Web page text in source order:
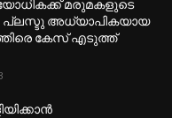
മരുമകളുടെ
പ്ലസ്ടു അധ്യാപികയായ
കേസ് എടുത്ത്